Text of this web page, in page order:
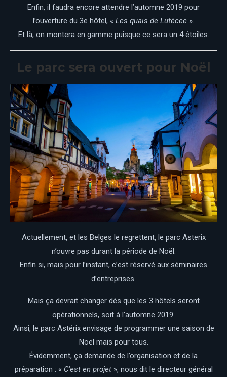
Enfin, il faudra encore attendre l’automne 2019 pour
l’ouverture du 3e hôtel, « Les quais de Lutècee ».
Et là, on montera en gamme puisque ce sera un 4 étoiles.
Le parc sera ouvert pour Noël
Actuellement, et les Belges le regrettent, le parc Asterix
n’ouvre pas durant la période de Noël.
Enfin si, mais pour l’instant, c’est réservé aux séminaires
d’entreprises.
Mais ça devrait changer dès que les 3 hôtels seront
opérationnels, soit à l’automne 2019.
Ainsi, le parc Astérix envisage de programmer une saison de
Noël mais pour tous.
Évidemment, ça demande de l’organisation et de la
préparation : « C’est en projet», nous dit le directeur général